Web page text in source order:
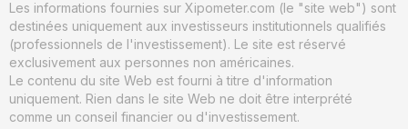
Les informations fournies sur Xipometer.com (le "site web") sont
destinées uniquement aux investisseurs institutionnels qualifiés
(professionnels de l'investissement). Le site est réservé
exclusivement aux personnes non américaines.
Le contenu du site Web est fourni à titre d'information
uniquement. Rien dans le site Web ne doit être interprété
comme un conseil financier ou d'investissement.